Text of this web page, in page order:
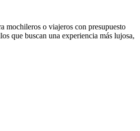
mochileros o viajeros con presupuesto
que buscan una experiencia más lujosa,